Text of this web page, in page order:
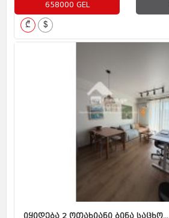
658000 GEL
₾ $
იყიდება 2 ოთახიანი ბინა საცხო...